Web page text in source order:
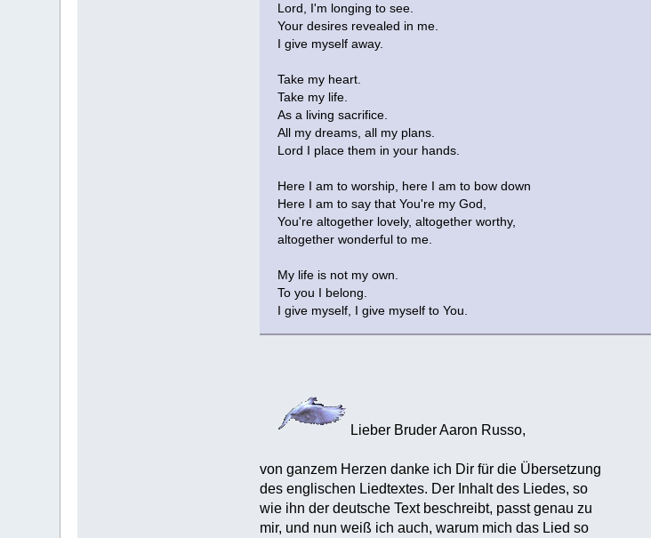
Lord, I'm longing to see.
Your desires revealed in me.
I give myself away.
Take my heart.
Take my life.
As a living sacrifice.
All my dreams, all my plans.
Lord I place them in your hands.
Here I am to worship, here I am to bow down
Here I am to say that You're my God,
You're altogether lovely, altogether worthy,
altogether wonderful to me.
My life is not my own.
To you I belong.
I give myself, I give myself to You.
Lieber Bruder Aaron Russo,
von ganzem Herzen danke ich Dir für die Übersetzung
des englischen Liedtextes. Der Inhalt des Liedes, so
wie ihn der deutsche Text beschreibt, passt genau zu
mir, und nun weiß ich auch, warum mich das Lied so